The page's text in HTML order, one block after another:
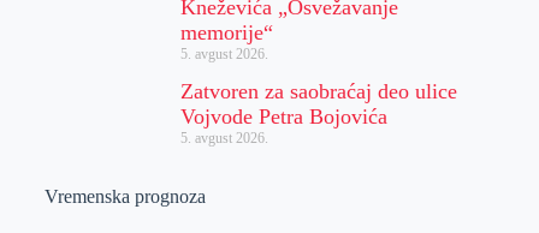
Kneževića „Osvežavanje
memorije“
5. avgust 2026.
Zatvoren za saobraćaj deo ulice
Vojvode Petra Bojovića
5. avgust 2026.
Vremenska prognoza